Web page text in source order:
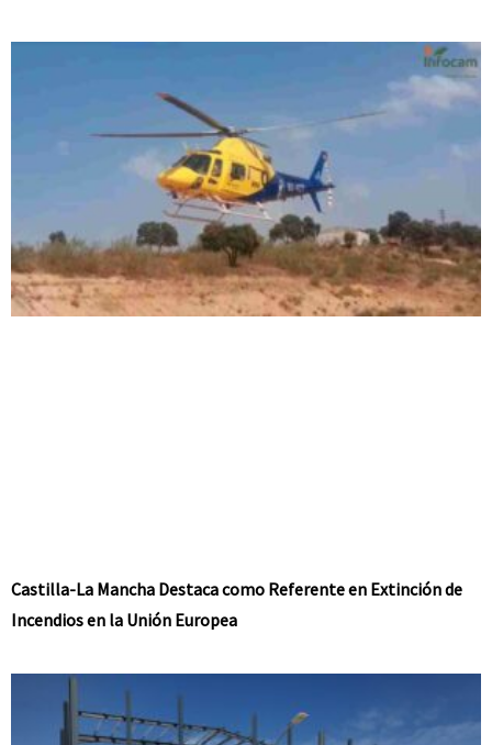
Castilla-La Mancha Destaca como Referente en Extinción de
Incendios en la Unión Europea